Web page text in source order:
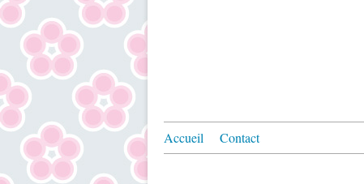
Accueil Contact